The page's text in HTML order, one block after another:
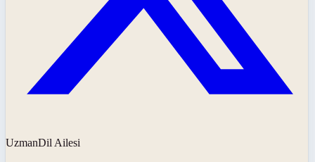
UzmanDil Ailesi